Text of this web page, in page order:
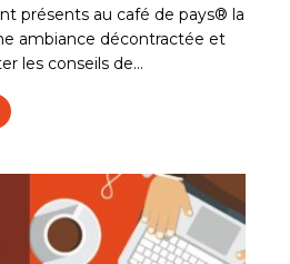
présents au café de pays® la
ambiance décontractée et
les conseils de…